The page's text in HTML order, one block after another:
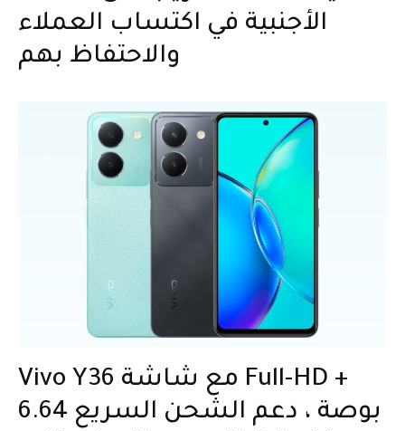
الأجنبية في اكتساب العملاء
والاحتفاظ بهم
Vivo Y36 مع شاشة Full-HD +
6.64 بوصة ، دعم الشحن السريع